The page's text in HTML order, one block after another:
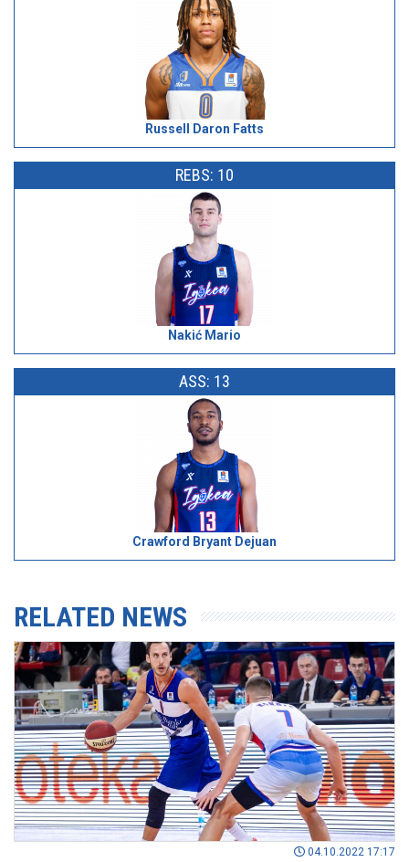
Russell Daron Fatts
REBS: 10
Nakić Mario
ASS: 13
Crawford Bryant Dejuan
RELATED NEWS
04.10.2022 17:17